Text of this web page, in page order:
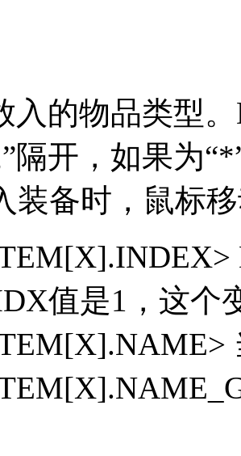
入的物品类型
隔开，如果为
装备时，鼠标
值是1，这个